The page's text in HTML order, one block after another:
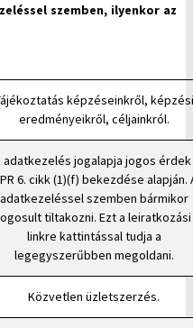
szemben, ilyenkor az
képzéseinkről, képzési
eredményeikről, céljainkról.
adatkezelés jogalapja jogos érdek
6. cikk (1)(f) bekezdése alapján.
adatkezeléssel szemben bármikor
tiltakozni. Ezt a leiratkozási
linkre kattintással tudja a
legegyszerűbben megoldani.
Közvetlen üzletszerzés.